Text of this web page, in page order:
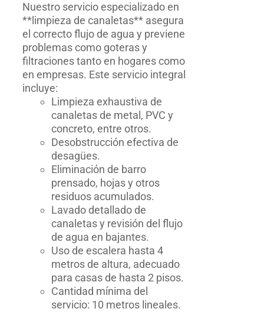
Nuestro servicio especializado en
**limpieza de canaletas** asegura
el correcto flujo de agua y previene
problemas como goteras y
filtraciones tanto en hogares como
en empresas. Este servicio integral
incluye:
Limpieza exhaustiva de
canaletas de metal, PVC y
concreto, entre otros.
Desobstrucción efectiva de
desagües.
Eliminación de barro
prensado, hojas y otros
residuos acumulados.
Lavado detallado de
canaletas y revisión del flujo
de agua en bajantes.
Uso de escalera hasta 4
metros de altura, adecuado
para casas de hasta 2 pisos.
Cantidad mínima del
servicio: 10 metros lineales.